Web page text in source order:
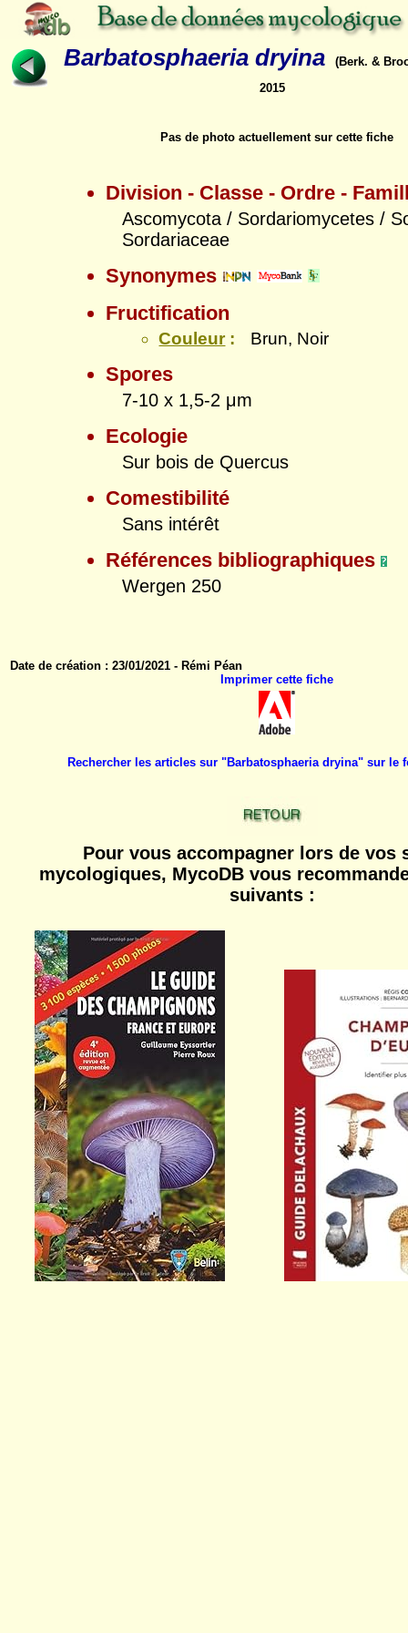
Barbatosphaeria dryina
(Berk. &
2015
Pas de photo actuellement sur cette fiche
Division - Classe - Ordre -
Ascomycota / Sordariomycetes /
Sordariaceae
Synonymes
Fructification
Couleur: Brun, Noir
Spores
7-10 x 1,5-2 μm
Ecologie
Sur bois de Quercus
Comestibilité
Sans intérêt
Références bibliographiques
Wergen 250
Date de création : 23/01/2021 - Rémi Péan
Imprimer cette fiche
Rechercher les articles sur "Barbatosphaeria dryina" sur le
Pour vous accompagner lors de vos
mycologiques, MycoDB vous
suivants :